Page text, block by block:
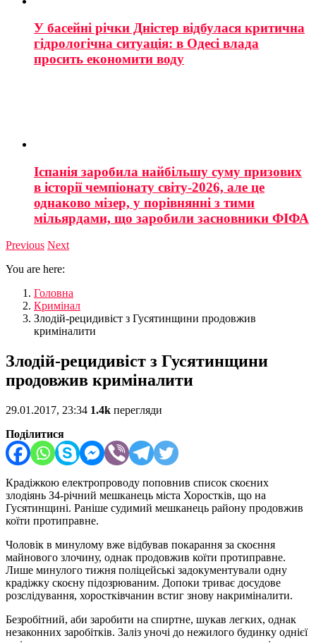
У басейні річки Дністер відбулася критична
гідрологічна ситуація: в Одесі влада
просить економити воду
Іспанія заробила найбільшу суму призових
в історії чемпіонату світу-2026, але це
однаково мізер, у порівнянні з тими
мільярдами, що заробили засновники ФІФА
Previous Next
You are here:
Головна
Кримінал
Злодій-рецидивіст з Гусятинщини продовжив
криміналити
Злодій-рецидивіст з Гусятинщини
продовжив криміналити
29.01.2017, 23:34 1.4k перегляди
Поділитися
Крадіжкою електропроводу поповнив список скоєних
злодіянь З4-річний мешканець міста Хоростків, що на
Гусятинщині. Раніше судимий мешканець району продовжив
коїти протиправне.
Чоловік в минулому вже відбував покарання за скоєння
майнового злочину, однак продовжив коїти протиправне.
Лише минулого тижня поліцейські задокументували одну
крадіжку скоєну підозрюваним. Допоки триває досудове
розслідування, хоростківчанин встиг знову накриміналити.
Безробітний, аби заробити на спиртне, шукав легких, однак
незаконних заробітків. Заліз уночі до нежилого будинку однієї